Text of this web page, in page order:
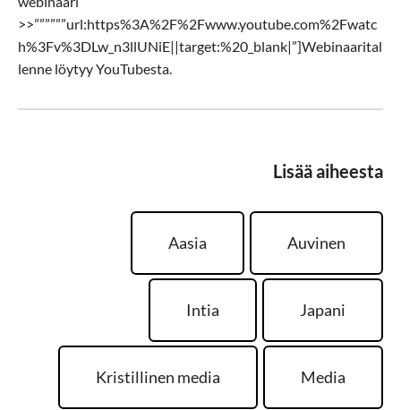
>>””””””url:https%3A%2F%2Fwww.youtube.com%2Fwatc
h%3Fv%3DLw_n3llUNiE||target:%20_blank|”]Webinaarital
lenne löytyy YouTubesta.
Lisää aiheesta
Aasia Auvinen
Intia Japani
Kristillinen media Media